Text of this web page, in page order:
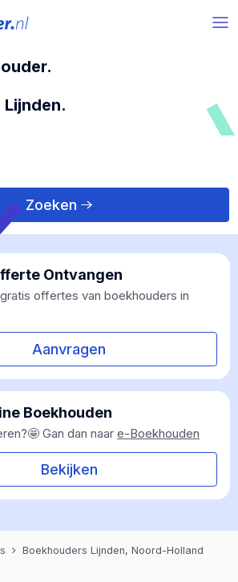
Zoeken
Ontvangen
offertes van boekhouders in
Aanvragen
Boekhouden
Gan dan naar e-Boekhouden
Bekijken
Boekhouders Lijnden, Noord-Holland